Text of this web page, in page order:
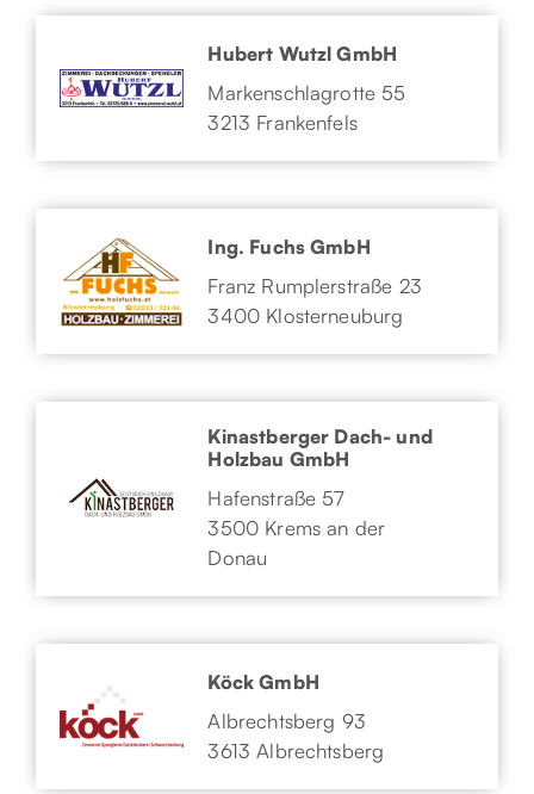
Hubert Wutzl GmbH
Markenschlagrotte 55
3213 Frankenfels
Ing. Fuchs GmbH
Franz Rumplerstraße 23
3400 Klosterneuburg
Kinastberger Dach- und
Holzbau GmbH
Hafenstraße 57
3500 Krems an der
Donau
Köck GmbH
Albrechtsberg 93
3613 Albrechtsberg